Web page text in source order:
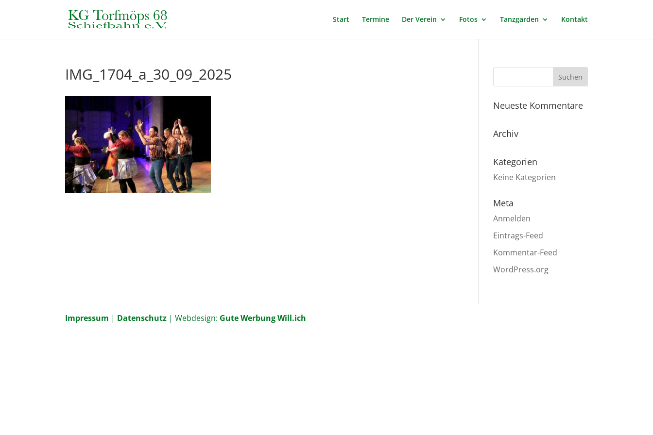
Start Termine Der Verein Fotos Tanzgarden Kontakt
IMG_1704_a_30_09_2025
Neueste Kommentare
Archiv
Kategorien
Keine Kategorien
Meta
Anmelden
Eintrags-Feed
Kommentar-Feed
WordPress.org
Impressum | Datenschutz | Webdesign: Gute Werbung Will.ich